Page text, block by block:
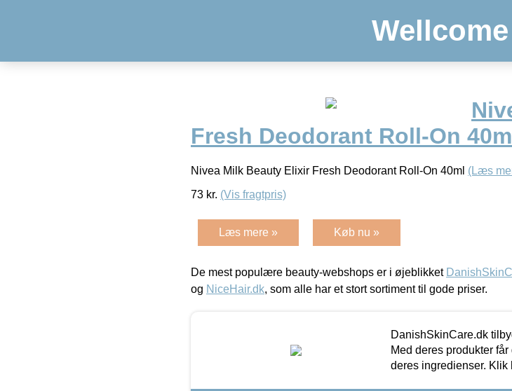
Fresh Deodorant Roll-On
Nivea Milk Beauty Elixir Fresh Deodorant Roll-On 40ml (Læs
73 kr. (Vis fragtpris)
Læs mere » Køb nu »
De mest populære beauty-webshops er i øjeblikket
og NiceHair.dk, som alle har et stort sortiment til gode priser.
DanishSkinCare.dk
Med deres produkter
deres ingredienser. Klik